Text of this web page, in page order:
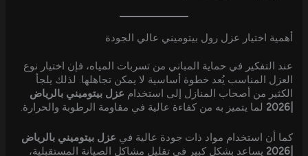
أهمية اختيار عزل رول بيتوميني عالي الجودة
عند التفكير في حماية المباني من تسربات المياه، فإن اختيار نوع
العزل المناسب يُعد خطوة أساسية لا يمكن تجاهلها. لذلك يلجأ
الكثير من أصحاب المنازل إلى استخدام عزل بيتوميني بالرياض
|2026
لما يتميز به من كفاءة عالية في مقاومة الرطوبة والحرارة.
كما أن استخدام مواد ذات جودة عالية في عزل بيتوميني بالرياض
|2026
يساعد بشكل كبير في تقليل مشاكل الصيانة المستقبلية،